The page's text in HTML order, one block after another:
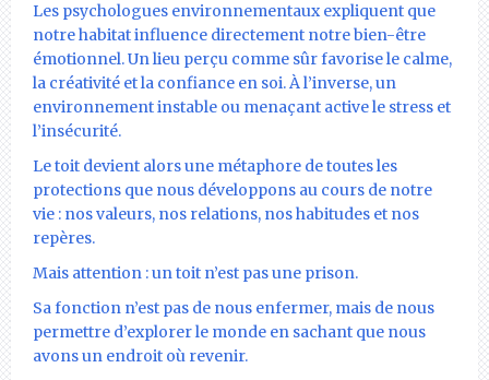
Les psychologues environnementaux expliquent que
notre habitat influence directement notre bien-être
émotionnel. Un lieu perçu comme sûr favorise le calme,
la créativité et la confiance en soi. À l’inverse, un
environnement instable ou menaçant active le stress et
l’insécurité.
Le toit devient alors une métaphore de toutes les
protections que nous développons au cours de notre
vie : nos valeurs, nos relations, nos habitudes et nos
repères.
Mais attention : un toit n’est pas une prison.
Sa fonction n’est pas de nous enfermer, mais de nous
permettre d’explorer le monde en sachant que nous
avons un endroit où revenir.